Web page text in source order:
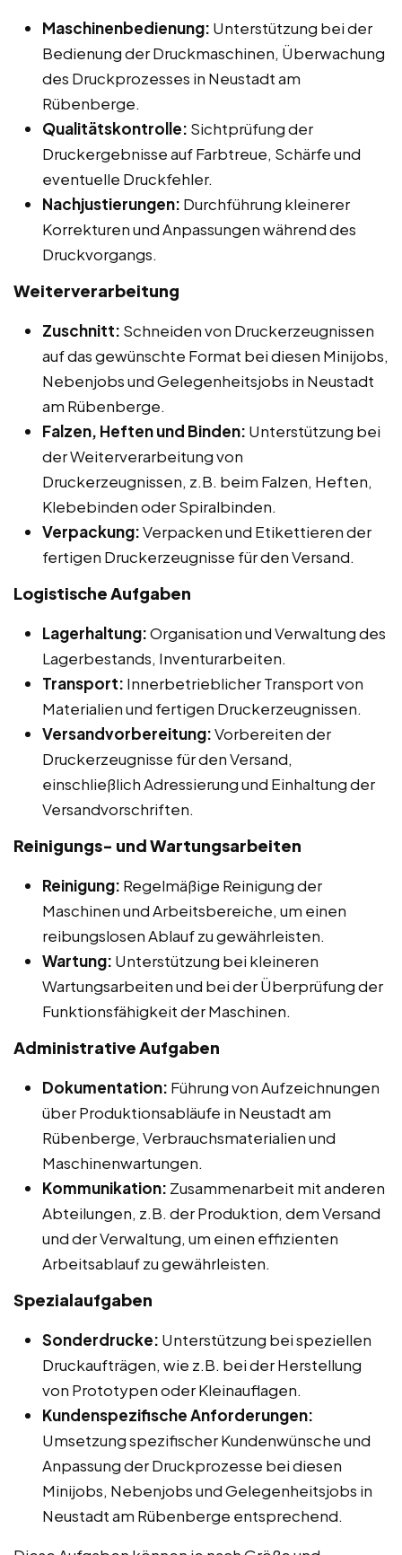
Maschinenbedienung: Unterstützung bei der
Bedienung der Druckmaschinen, Überwachung
des Druckprozesses in Neustadt am
Rübenberge.
Qualitätskontrolle: Sichtprüfung der
Druckergebnisse auf Farbtreue, Schärfe und
eventuelle Druckfehler.
Nachjustierungen: Durchführung kleinerer
Korrekturen und Anpassungen während des
Druckvorgangs.
Weiterverarbeitung
Zuschnitt: Schneiden von Druckerzeugnissen
auf das gewünschte Format bei diesen Minijobs,
Nebenjobs und Gelegenheitsjobs in Neustadt
am Rübenberge.
Falzen, Heften und Binden: Unterstützung bei
der Weiterverarbeitung von
Druckerzeugnissen, z.B. beim Falzen, Heften,
Klebebinden oder Spiralbinden.
Verpackung:Verpacken und Etikettieren der
fertigen Druckerzeugnisse für den Versand.
Logistische Aufgaben
Lagerhaltung:Organisation und Verwaltung des
Lagerbestands, Inventurarbeiten.
Transport: Innerbetrieblicher Transport von
Materialien und fertigen Druckerzeugnissen.
Versandvorbereitung:Vorbereiten der
Druckerzeugnisse für den Versand,
einschließlich Adressierung und Einhaltung der
Versandvorschriften.
Reinigungs- und Wartungsarbeiten
Reinigung: Regelmäßige Reinigung der
Maschinen und Arbeitsbereiche, um einen
reibungslosen Ablauf zu gewährleisten.
Wartung: Unterstützung bei kleineren
Wartungsarbeiten und bei der Überprüfung der
Funktionsfähigkeit der Maschinen.
Administrative Aufgaben
Dokumentation: Führung von Aufzeichnungen
über Produktionsabläufe in Neustadt am
Rübenberge, Verbrauchsmaterialien und
Maschinenwartungen.
Kommunikation: Zusammenarbeit mit anderen
Abteilungen, z.B. der Produktion, dem Versand
und der Verwaltung, um einen effizienten
Arbeitsablauf zu gewährleisten.
Spezialaufgaben
Sonderdrucke: Unterstützung bei speziellen
Druckaufträgen, wie z.B. bei der Herstellung
von Prototypen oder Kleinauflagen.
Kundenspezifische Anforderungen:
Umsetzung spezifischer Kundenwünsche und
Anpassung der Druckprozesse bei diesen
Minijobs, Nebenjobs und Gelegenheitsjobs in
Neustadt am Rübenberge entsprechend.